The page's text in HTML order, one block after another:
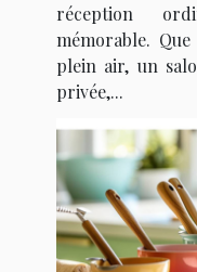
réception
mémorable.
plein air, un
privée,...